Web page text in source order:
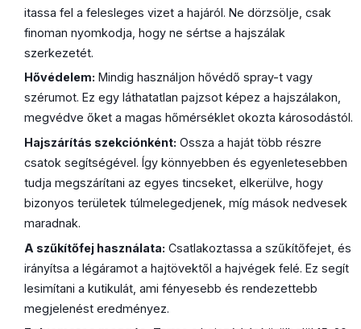
itassa fel a felesleges vizet a hajáról. Ne dörzsölje, csak
finoman nyomkodja, hogy ne sértse a hajszálak
szerkezetét.
Hővédelem: Mindig használjon hővédő spray-t vagy
szérumot. Ez egy láthatatlan pajzsot képez a hajszálakon,
megvédve őket a magas hőmérséklet okozta károsodástól.
Hajszárítás szekciónként: Ossza a haját több részre
csatok segítségével. Így könnyebben és egyenletesebben
tudja megszárítani az egyes tincseket, elkerülve, hogy
bizonyos területek túlmelegedjenek, míg mások nedvesek
maradnak.
A szűkítőfej használata: Csatlakoztassa a szűkítőfejet, és
irányítsa a légáramot a hajtövektől a hajvégek felé. Ez segít
lesimítani a kutikulát, ami fényesebb és rendezettebb
megjelenést eredményez.